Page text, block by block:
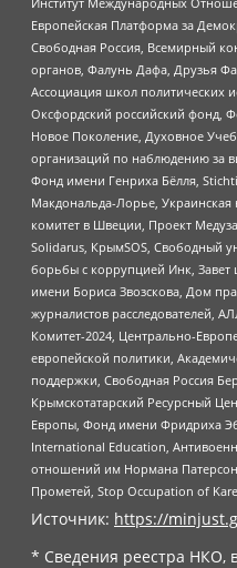
Европейская Платформа за
Свободная Россия, Всемирный
органов, Фалунь Дафа, Друзья
Ассоциация школ политических
Оксфордский российский фонд,
Новое Поколение, Духовное
организаций по наблюдению за
Фонд имени Генриха Бёлля,
Макдональда-Лорье,
комитет в Швеции, Проект
Solidarus, КрымSOS, Свободный
борьбы с коррупцией Инк, Завет
имени Бориса Звозскова, Дом
журналистов расследователей,
Комитет-2024, Центрально-
европейской политики,
поддержки, Свободная Россия
Крымскотатарский Ресурсный
Европы, Фонд имени Фридриха
International Education,
отношений им Нормана
Прометей, Stop Occupation of
Источник: https://
* Сведения реестра НКО,